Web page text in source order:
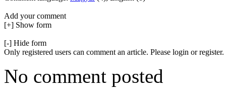
Add your comment
[+] Show form
[-] Hide form
Only registered users can comment an article. Please login or register.
No comment posted